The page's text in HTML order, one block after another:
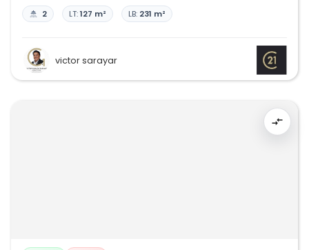
2 LT:127 m² LB: 231 m²
victor sarayar